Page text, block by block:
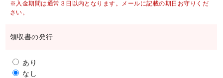
※入金期間は通常３日以内となります。メールに記載の期日お守りくだ
さい。
領収書の発行
あり
なし